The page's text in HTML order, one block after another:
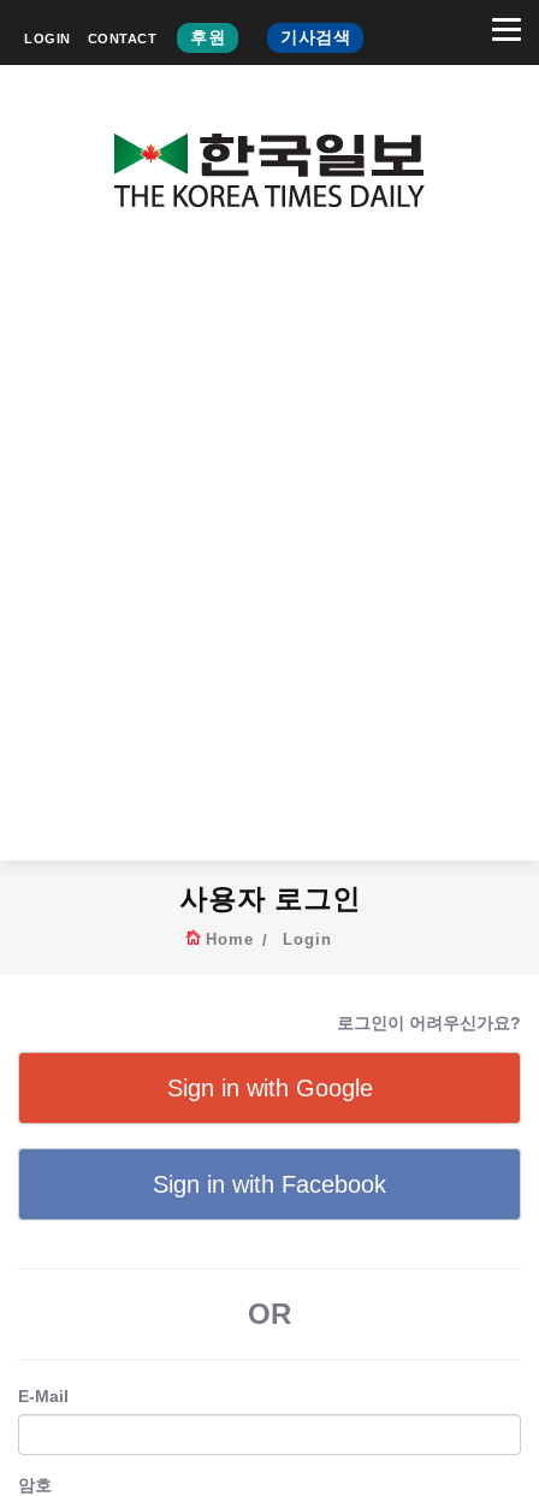
LOGIN CONTACT 후원 기사검색
사용자 로그인
Home Login
로그인이 어려우신가요?
Sign in with Google
Sign in with Facebook
OR
E-Mail
암호